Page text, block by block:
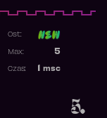
5.
Ost:
5
Max:
msc
Czas: